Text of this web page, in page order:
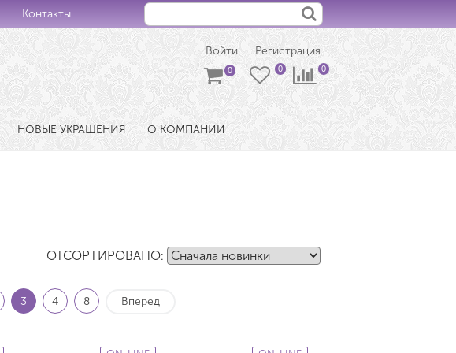
Контакты
Войти Регистрация
НОВЫЕ УКРАШЕНИЯ О КОМПАНИИ
ОТСОРТИРОВАНО:
3 4 8 Вперед